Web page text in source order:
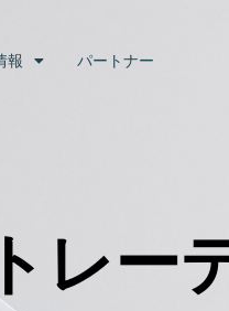
報 パートナー
レー